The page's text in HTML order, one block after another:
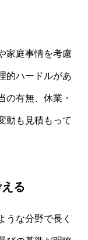
家庭事情を考慮
的ハードルがあ
の有無、休業・
動も見積もって
る
うな分野で長く